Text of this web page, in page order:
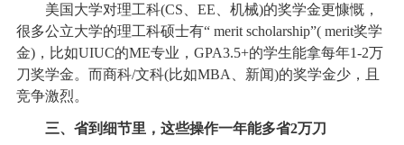
美国大学对理工科(CS、EE、机械)的奖学金更慷慨，
很多公立大学的理工科硕士有“ merit scholarship”( merit奖学
金)，比如UIUC的ME专业，GPA3.5+的学生能拿每年1-2万
刀奖学金。而商科/文科(比如MBA、新闻)的奖学金少，且
竞争激烈。
三、省到细节里，这些操作一年能多省2万刀